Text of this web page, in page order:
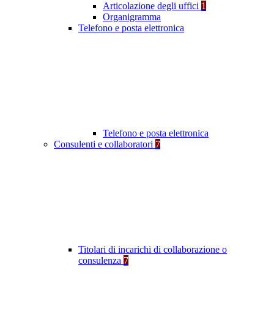
Articolazione degli uffici 1
Organigramma
Telefono e posta elettronica
Telefono e posta elettronica
Consulenti e collaboratori 7
Titolari di incarichi di collaborazione o
consulenza 7